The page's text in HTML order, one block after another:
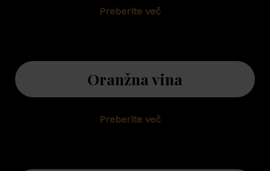
Preberite več
Oranžna vina
Preberite več